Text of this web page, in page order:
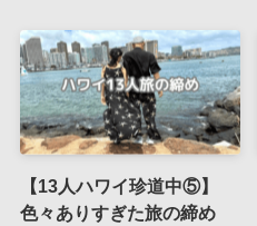
【13人ハワイ珍道中⑤】
色々ありすぎた旅の締め